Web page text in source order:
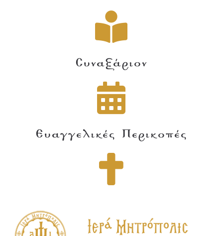
Συναξάριον
Ευαγγελικές Περικοπές